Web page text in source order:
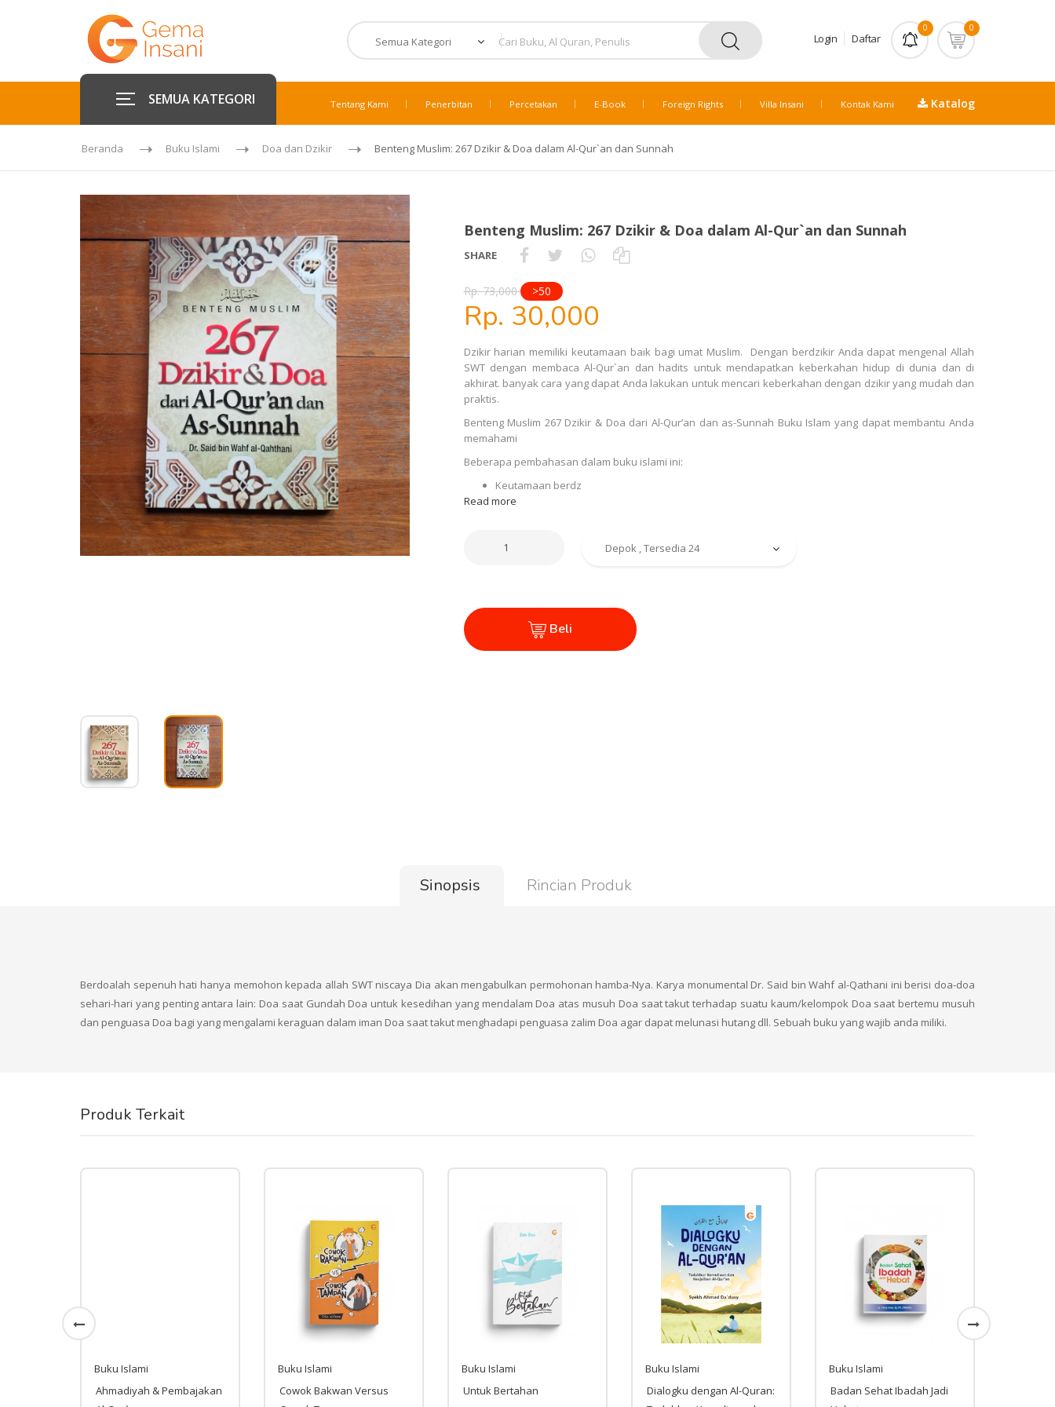
Login Daftar
0 0
SEMUA KATEGORI Tentang Kami Penerbitan Percetakan E-Book Foreign Rights Villa Insani Kontak Kami Katalog
Beranda Buku Islami Doa dan Dzikir Benteng Muslim: 267 Dzikir & Doa dalam Al-Qur`an dan Sunnah
Benteng Muslim: 267 Dzikir & Doa dalam Al-Qur`an dan Sunnah
SHARE
Rp. 73,000 >50
Rp. 30,000
Dzikir harian memiliki keutamaan baik bagi umat Muslim. Dengan berdzikir Anda dapat mengenal Allah
SWT dengan membaca Al-Qur`an dan hadits untuk mendapatkan keberkahan hidup di dunia dan di
akhirat. banyak cara yang dapat Anda lakukan untuk mencari keberkahan dengan dzikir yang mudah dan
praktis.
Benteng Muslim 267 Dzikir & Doa dari Al-Qur’an dan as-Sunnah Buku Islam yang dapat membantu Anda
memahami
Beberapa pembahasan dalam buku islami ini:
Keutamaan berdz
Read more
Beli
Sinopsis Rincian Produk
Berdoalah sepenuh hati hanya memohon kepada allah SWT niscaya Dia akan mengabulkan permohonan hamba-Nya. Karya monumental Dr. Said bin Wahf al-Qathani ini berisi doa-doa
sehari-hari yang penting antara lain: Doa saat Gundah Doa untuk kesedihan yang mendalam Doa atas musuh Doa saat takut terhadap suatu kaum/kelompok Doa saat bertemu musuh
dan penguasa Doa bagi yang mengalami keraguan dalam iman Doa saat takut menghadapi penguasa zalim Doa agar dapat melunasi hutang dll. Sebuah buku yang wajib anda miliki.
Produk Terkait
Buku Islami
Ahmadiyah & Pembajakan
Buku Islami
Cowok Bakwan Versus
Buku Islami
Untuk Bertahan
Buku Islami
Dialogku dengan Al-Quran:
Buku Islami
Badan Sehat Ibadah Jadi